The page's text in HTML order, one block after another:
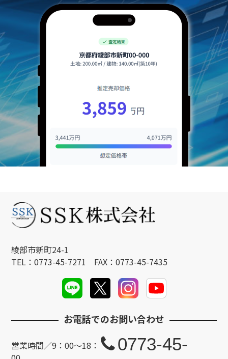
綾部市新町24-1
TEL：0773-45-7271 FAX：0773-45-7435
お電話でのお問い合わせ
営業時間／9：00～18：
0773-45-